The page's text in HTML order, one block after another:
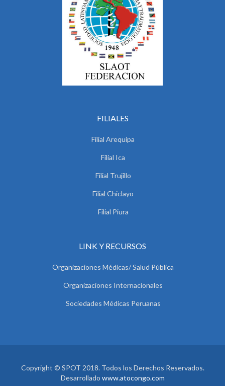
FILIALES
Filial Arequipa
Filial Ica
Filial Trujillo
Filial Chiclayo
Filial Piura
LINK Y RECURSOS
Organizaciones Médicas/ Salud Pública
Organizaciones Internacionales
Sociedades Médicas Peruanas
Copyright © SPOT 2018. Todos los Derechos Reservados.
Desarrollado www.atocongo.com